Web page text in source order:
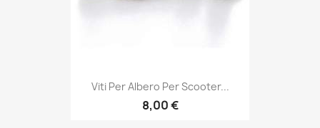
Viti Per Albero Per Scooter...
8,00 €